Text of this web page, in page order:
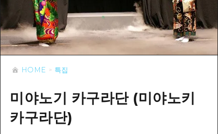
이벤트/축제
음식/술
사이클링
쇼핑
스포츠
나이트 라이프
Dive! Hiroshima 공식 가이드
Hiroshima Moshimo Travel
히로시마시 주변
아키(安芸)
비북(備北)
게이호쿠(芸北)
목록
히로시마시 주변
아키(安芸)
빈고(備後)
비북(備北)
게이호쿠(芸北)
계절 정보
이벤트
유용한 정보
목록
접근
HOME
HOME 특집
미야노기 카구라단 (미야노키
카구라단)